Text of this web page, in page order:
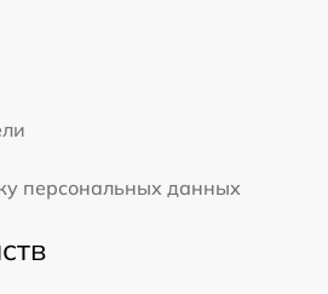
персональных данных